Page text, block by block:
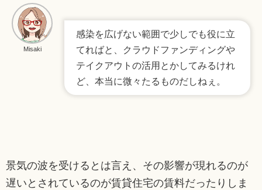
Misaki
感染を広げない範囲で少しでも役に立
てればと、クラウドファンディングや
テイクアウトの活用とかしてみるけれ
ど、本当に微々たるものだしねぇ。
景気の波を受けるとは言え、その影響が現れるのが
遅いとされているのが賃貸住宅の賃料だったりしま